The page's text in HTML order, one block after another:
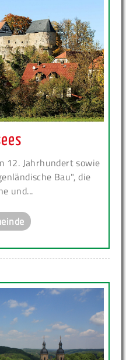
12. Jahrhundert sowie
Bau", die
und...